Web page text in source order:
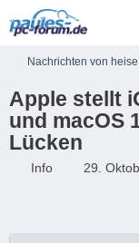
Nachrichten von
Apple stellt
und macOS
Lücken
Info 29.